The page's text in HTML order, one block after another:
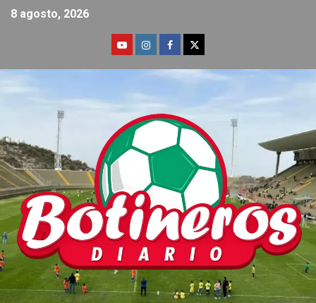
8 agosto, 2026